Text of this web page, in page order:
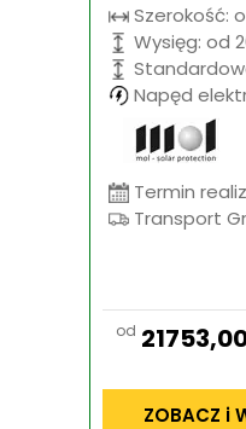
Szerokość:
Wysięg: od
Napęd
Termin
Transport
od
ZOBACZ i